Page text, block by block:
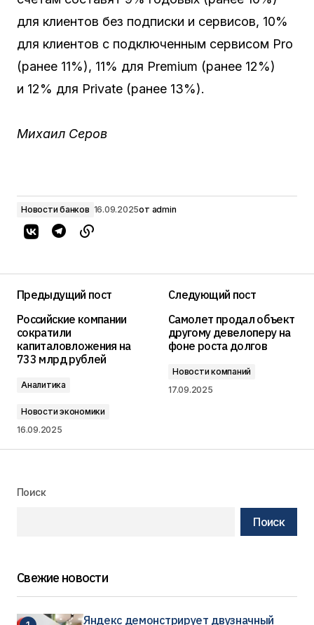
для клиентов без подписки и сервисов, 10%
для клиентов с подключенным сервисом Pro
(ранее 11%), 11% для Premium (ранее 12%)
и 12% для Private (ранее 13%).
Михаил Серов
Новости банков 16.09.2025от admin
Предыдущий пост
Российские компании
сократили
капиталовложения на
733 млрд рублей
Аналитика
Новости экономики
16.09.2025
Следующий пост
Самолет продал объект
другому девелоперу на
фоне роста долгов
Новости компаний
17.09.2025
Поиск
Поиск
Свежие новости
Яндекс демонстрирует двузначный